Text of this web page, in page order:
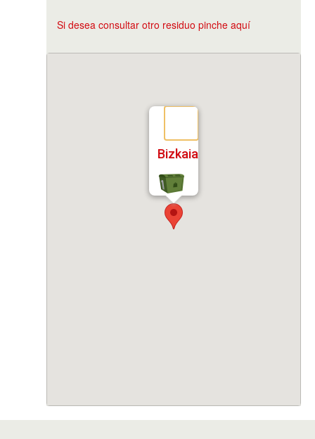
Si desea consultar otro residuo pinche aquí
Bizkaia